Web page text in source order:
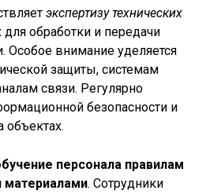
экспертизу технических
обработки и передачи
Особое внимание уделяется
защиты, системам
связи. Регулярно
безопасности и
персонала правилам
. Сотрудники